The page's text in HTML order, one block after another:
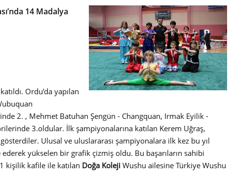
14 Madalya
Ordu’da yapılan
2. , Mehmet Batuhan Şengün - Changquan, Irmak Eyilik -
3.oldular. İlk şampiyonalarına katılan Kerem Uğraş,
Ulusal ve uluslararası şampiyonalara ilk kez bu yıl
ederek yükselen bir grafik çizmiş oldu. Bu başarıların sahibi
kişilik kafile ile katılan Doğa Koleji Wushu ailesine Türkiye Wushu